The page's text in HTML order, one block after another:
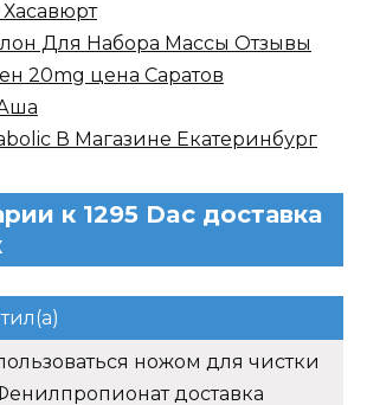
Для Набора Массы Отзывы
20mg цена Саратов
В Магазине Екатеринбург
к 1295 Dac доставка
ножом для чистки
доставка